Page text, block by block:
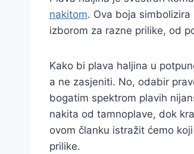
nakitom. Ova boja
izborom za razne prilike, od
Kako bi plava haljina u
a ne zasjeniti. No, odabir
bogatim spektrom plavih
nakita od tamnoplave, dok
ovom članku istražit ćemo
prilike.